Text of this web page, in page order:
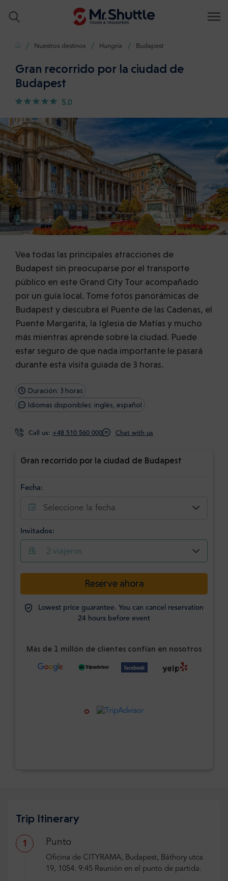
InicioNuestros destinos Hungría Budapest
Gran recorrido por la ciudad de
Budapest
5.0
Vea todas las principales atracciones de
Budapest sin preocuparse por el transporte
público en este Grand City Tour acompañado
por un guía local. Tome fotos panorámicas de
Budapest y descubra el Puente de las Cadenas, el
Puente Margarita, la Iglesia de Matías y mucho
más mientras aprende sobre la ciudad. Puede
estar seguro de que nada importante le pasará
durante esta visita guiada de 3 horas.
Duración: 3 horas
Idiomas disponibles: inglés, español
Call us: +48 510 560 000 Chat with us
Gran recorrido por la ciudad de Budapest
Fecha:
Seleccione la fecha
Invitados:
2 viajeros
Reserve ahora
Lowest price guarantee. You can cancel reservation
24 hours before event
Más de 1 millón de clientes confían en nosotros
Trip Itinerary
1 Punto
Oficina de CITYRAMA, Budapest, Báthory utca
19, 1054. 9:45 Reunión en el punto de partida.